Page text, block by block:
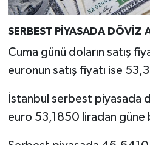
SERBEST PİYASADA DÖVİZ
Cuma günü doların satış
euronun satış fiyatı ise
İstanbul serbest piyasada
euro 53,1850 liradan güne